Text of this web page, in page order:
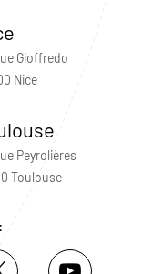
Gioffredo
Nice
Peyrolières
Toulouse